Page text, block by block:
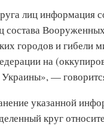
лиц информация
городов и гибели
на
—
указанной
круг